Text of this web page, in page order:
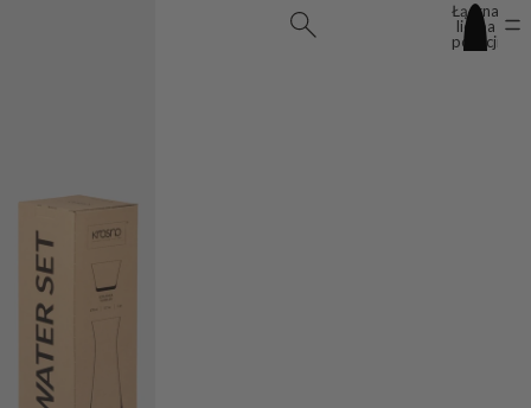
Łączna
liczba
pozycji
w